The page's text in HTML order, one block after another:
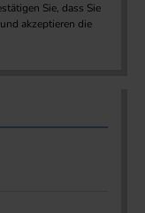
Sie, dass Sie
akzeptieren die